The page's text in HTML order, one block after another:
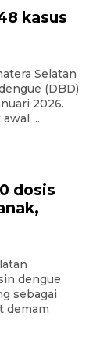
kasus
Selatan
(DBD)
2026.
...
dosis
dengue
sebagai
demam